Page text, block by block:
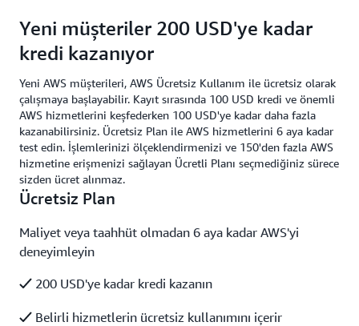
Yeni müşteriler 200 USD'ye kadar
kredi kazanıyor
Yeni AWS müşterileri, AWS Ücretsiz Kullanım ile ücretsiz olarak
çalışmaya başlayabilir. Kayıt sırasında 100 USD kredi ve önemli
AWS hizmetlerini keşfederken 100 USD'ye kadar daha fazla
kazanabilirsiniz. Ücretsiz Plan ile AWS hizmetlerini 6 aya kadar
test edin. İşlemlerinizi ölçeklendirmenizi ve 150'den fazla AWS
hizmetine erişmenizi sağlayan Ücretli Planı seçmediğiniz sürece
sizden ücret alınmaz.
Ücretsiz Plan
Maliyet veya taahhüt olmadan 6 aya kadar AWS'yi
deneyimleyin
200 USD'ye kadar kredi kazanın
Belirli hizmetlerin ücretsiz kullanımını içerir